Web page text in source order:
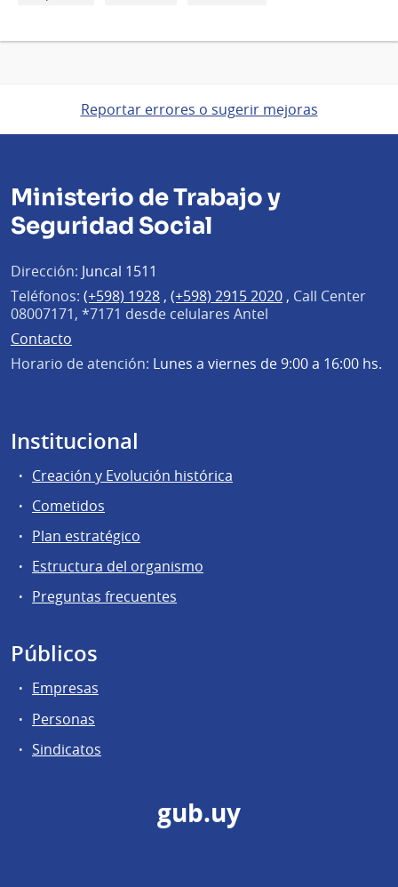
Reportar errores o sugerir mejoras
Ministerio de Trabajo y
Seguridad Social
Dirección: Juncal 1511
Teléfonos: (+598) 1928 , (+598) 2915 2020 , Call Center
08007171, *7171 desde celulares Antel
Contacto
Horario de atención: Lunes a viernes de 9:00 a 16:00 hs.
Institucional
Creación y Evolución histórica
Cometidos
Plan estratégico
Estructura del organismo
Preguntas frecuentes
Públicos
Empresas
Personas
Sindicatos
gub.uy